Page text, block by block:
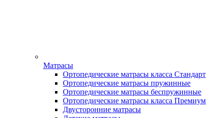
Матрасы
Ортопедические матрасы класса Стандарт
Ортопедические матрасы пружинные
Ортопедические матрасы беспружинные
Ортопедические матрасы класса Премиум
Двусторонние матрасы